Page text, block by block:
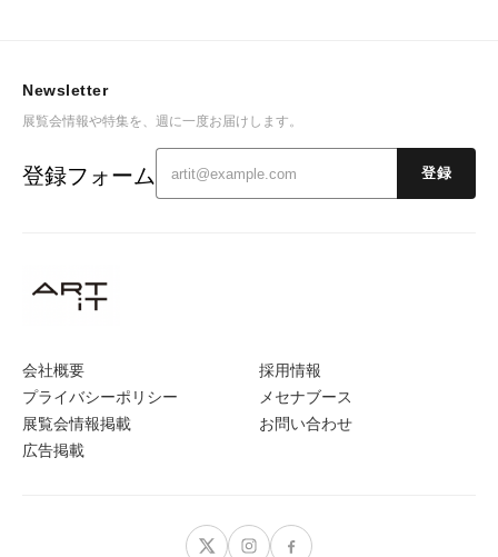
会社概要
プライバシーポリシー
展覧会情報掲載
広告掲載
採用情報
メセナブース
お問い合わせ
Newsletter
展覧会情報や特集を、週に一度お届けします。
登録フォーム 登録